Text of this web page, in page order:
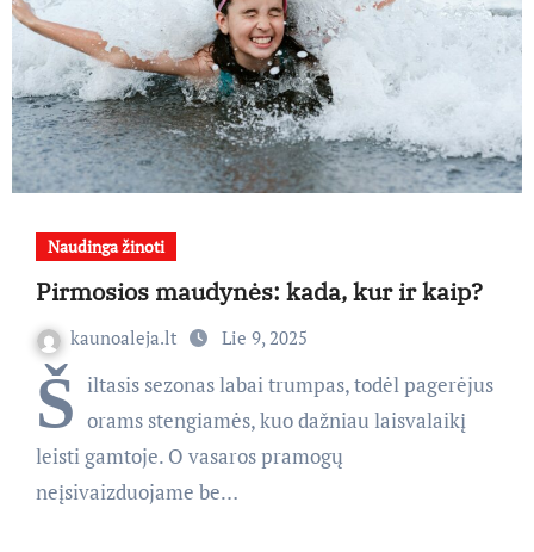
Naudinga žinoti
Pirmosios maudynės: kada, kur ir kaip?
kaunoaleja.lt Lie 9, 2025
Š iltasis sezonas labai trumpas, todėl pagerėjus
orams stengiamės, kuo dažniau laisvalaikį
leisti gamtoje. O vasaros pramogų
neįsivaizduojame be…